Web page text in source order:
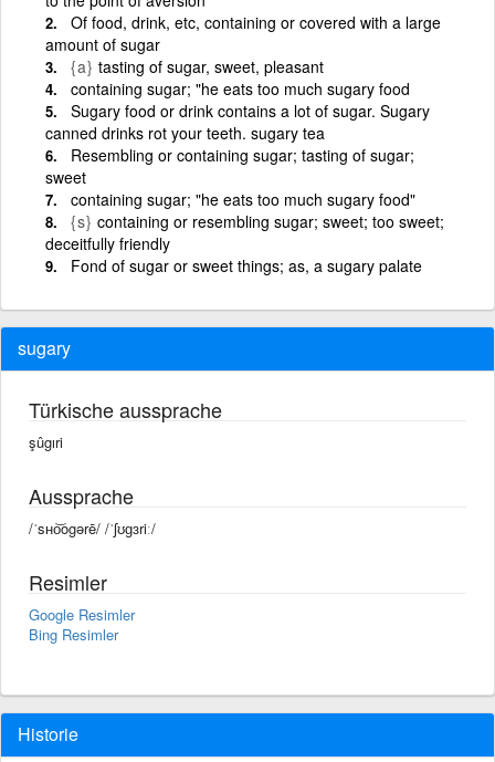
Of food, drink, etc, containing or covered with a large
amount of sugar
{a} tasting of sugar, sweet, pleasant
containing sugar; "he eats too much sugary food
Sugary food or drink contains a lot of sugar. Sugary
canned drinks rot your teeth. sugary tea
Resembling or containing sugar; tasting of sugar;
sweet
containing sugar; "he eats too much sugary food"
{s} containing or resembling sugar; sweet; too sweet;
deceitfully friendly
Fond of sugar or sweet things; as, a sugary palate
sugary
Türkische aussprache
şûgıri
Aussprache
/ˈsʜo͝ogərē/ /ˈʃʊɡɜriː/
Resimler
Google Resimler
Bing Resimler
Historie